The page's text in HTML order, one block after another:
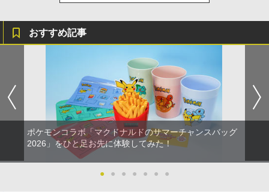
おすすめ記事
ポケモンコラボ「マクドナルドのサマーチャンスバッグ
2026」をひと足お先に体験してみた！
● ● ● ● ● ● ●